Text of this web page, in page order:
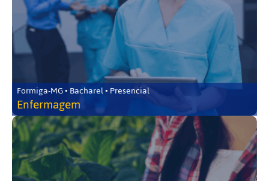
Formiga-MG • Bacharel • Presencial
Enfermagem